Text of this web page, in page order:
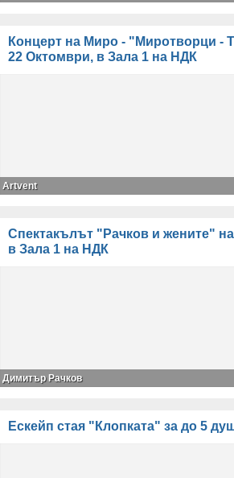
Концерт на Миро - "Миротворци -
22 Октомври, в Зала 1 на НДК
Artvent
Спектакълът "Рачков и жените"
в Зала 1 на НДК
Димитър Рачков
Ескейп стая "Клопката" за до 5